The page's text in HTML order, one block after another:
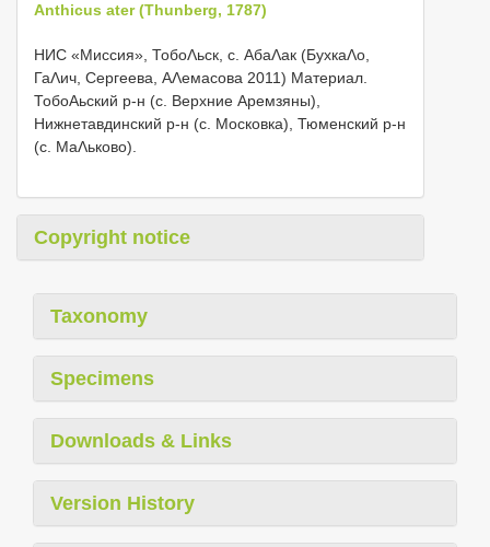
Anthicus ater (Thunberg, 1787)
НИС «Миссия», ТобоΛьск, с. АбаΛак (БухкаΛо,
ГаΛич, Сергеева, АΛемасова 2011) Материал.
ТобоΑьский р-н (с. Верхние Аремзяны),
Нижнетавдинский р-н (с. Московка), Тюменский р-н
(с. МаΛьково).
Copyright notice
Taxonomy
Specimens
Downloads & Links
Version History